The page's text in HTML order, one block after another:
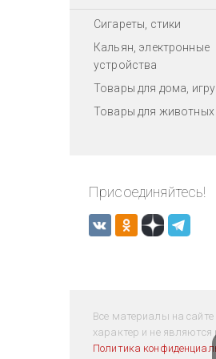
Сигареты, стики
Кальян, электронные
устройства
Товары для дома,
Товары для животных
Присоединяйтесь!
Все материалы на
характер и не
Политика